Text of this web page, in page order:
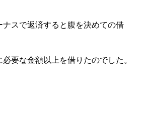
ナスで返済すると腹を決めての借
要な金額以上を借りたのでした。